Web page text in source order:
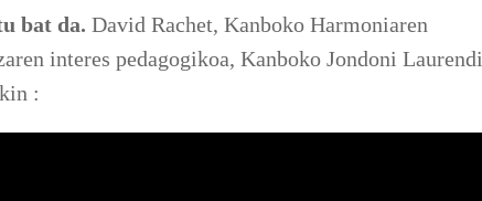
bat da. David Rachet, Kanboko Harmoniaren
interes pedagogikoa, Kanboko Jondoni Laurendi
: